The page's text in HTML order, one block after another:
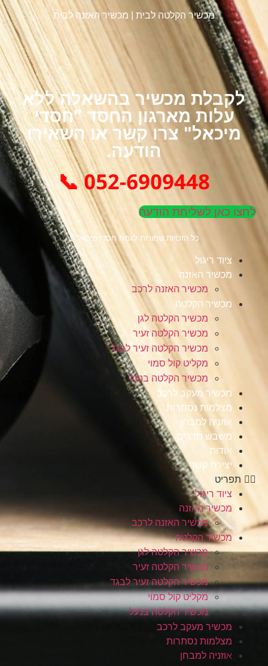
מכשיר הקלטה לבית מכשיר האזנה לבית
לקבלת מכשיר בהשאלה ללא
עלות מארגון החסד "חסדי
מיכאל" צרו קשר או השאירו
הודעה.
052-6909448 📞
לחצו כאן לשליחת הודעה
כל הזכויות שמורות לגמח חסדי מיכאל ©
ציוד ריגול
מכשיר האזנה
מכשיר האזנה לרכב
מכשיר הקלטה
מכשיר הקלטה לגן
מכשיר הקלטה זעיר
מכשיר הקלטה זעיר לבגד
מקליט קול סמוי
מכשיר הקלטה בנעל
מכשיר מעקב לרכב
מצלמות נסתרות
אוזניה למבחן
משבש תדרים
אודות
יצירת קשר
תפריט
ציוד ריגול
מכשיר האזנה
מכשיר האזנה לרכב
מכשיר הקלטה
מכשיר הקלטה לגן
מכשיר הקלטה זעיר
מכשיר הקלטה זעיר לבגד
מקליט קול סמוי
מכשיר הקלטה בנעל
מכשיר מעקב לרכב
מצלמות נסתרות
אוזניה למבחן